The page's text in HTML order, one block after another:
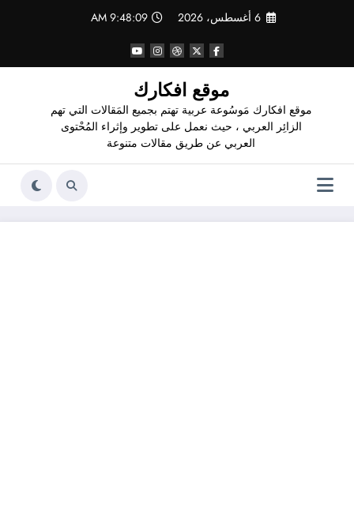
6 أغسطس، 2026 9:48:10 AM
موقع افكارك
موقع افكارك مَوسُوعة عربية تهتم بجميع المَقالات التي تهم
الزائِر العربي ، حيث نعمل على تطوير وإثراء المُحْتوى
العربي عن طريق مقالات متنوعة